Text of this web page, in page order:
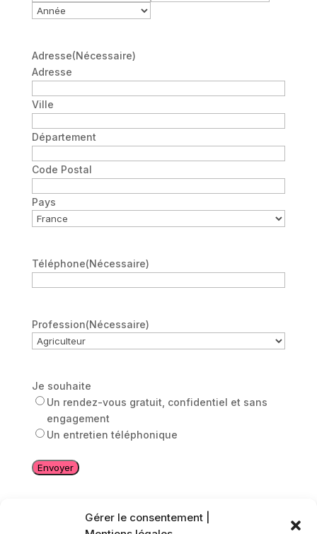
Gérer le consentement |
Année
Adresse(Nécessaire)
Adresse
Ville
Département
Code Postal
Pays
Téléphone(Nécessaire)
Profession(Nécessaire)
Je souhaite
Un rendez-vous gratuit, confidentiel et sans
engagement
Un entretien téléphonique